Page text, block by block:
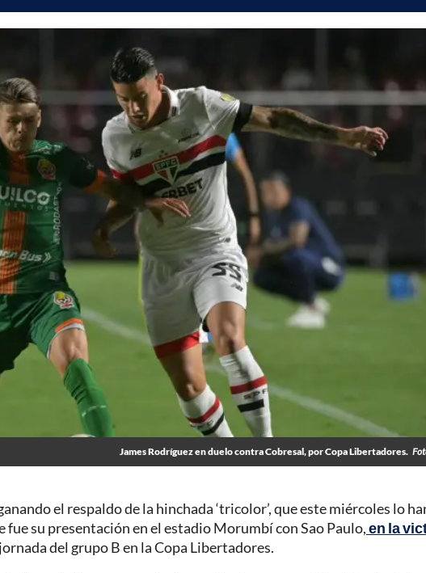
James Rodríguez en duelo contra Cobresal, por Copa Libertadores.
el respaldo de la hinchada ‘tricolor’, que este miércoles lo
su presentación en el estadio Morumbí con Sao Paulo,en la
del grupo B en la Copa Libertadores.